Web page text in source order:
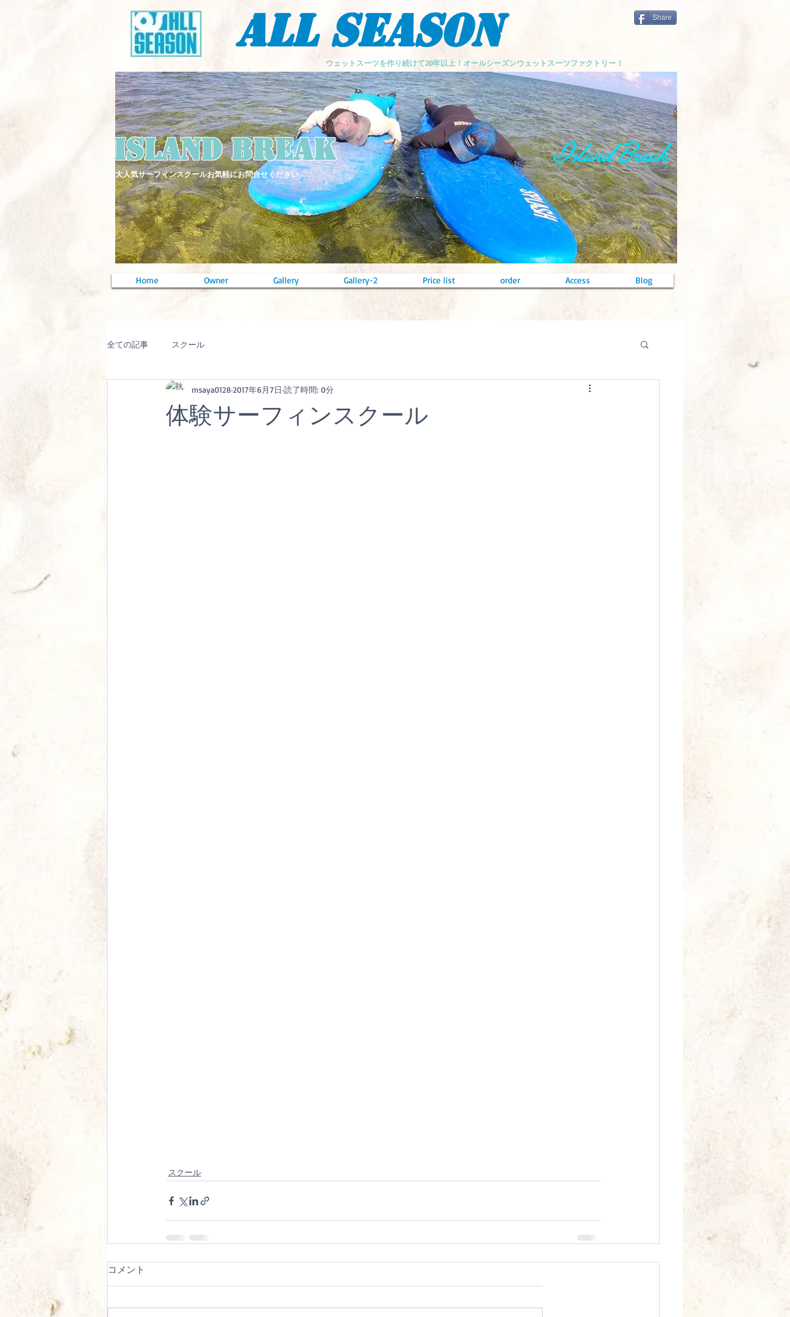
ALL SEASON
ウェットスーツを作り続けて20年以上！オールシーズンウェットスーツファクトリー！
Share
Island Break
大人気サーフィンスクールお気軽にお問合せください
全ての記事 スクール
体験サーフィンスクール
msaya0128 2017年6月7日 読了時間: 0分
スクール
コメント
Home Owner Gallery Gallery-2 Price list order Access Blog